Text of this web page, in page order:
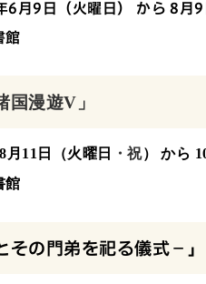
月9日（火曜日） から 8月9
館
国漫遊V」
月11日（火曜日 ・祝） から
館
の門弟を祀る儀式－」